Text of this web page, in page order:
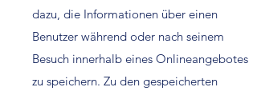
dazu, die Informationen über einen
Benutzer während oder nach seinem
Besuch innerhalb eines Onlineangebotes
zu speichern. Zu den gespeicherten